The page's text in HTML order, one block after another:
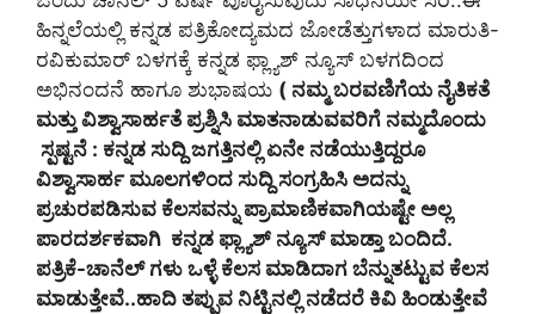
ಹಿನ್ನಲೆಯಲ್ಲಿ ಕನ್ನಡ ಪತ್ರಿಕೋದ್ಯಮದ ಜೋಡೆತ್ತುಗಳಾದ ಮಾರುತಿ-
ರವಿಕುಮಾರ್‌ ಬಳಗಕ್ಕೆ ಕನ್ನಡ ಫ್ಲ್ಯಾಶ್‌ ನ್ಯೂಸ್‌ ಬಳಗದಿಂದ
ಅಭಿನಂದನೆ ಹಾಗೂ ಶುಭಾಷಯ ( ನಮ್ಮ ಬರವಣಿಗೆಯ ನೈತಿಕತೆ
ಮತ್ತು ವಿಶ್ವಾಸಾರ್ಹತೆ ಪ್ರಶ್ನಿಸಿ ಮಾತನಾಡುವವರಿಗೆ ನಮ್ಮದೊಂದು
ಸ್ಪಷ್ಟನೆ : ಕನ್ನಡ ಸುದ್ದಿ ಜಗತ್ತಿನಲ್ಲಿ ಏನೇ ನಡೆಯುತ್ತಿದ್ದರೂ
ವಿಶ್ವಾಸಾರ್ಹ ಮೂಲಗಳಿಂದ ಸುದ್ದಿ ಸಂಗ್ರಹಿಸಿ ಅದನ್ನು
ಪ್ರಚುರಪಡಿಸುವ ಕೆಲಸವನ್ನು ಪ್ರಾಮಾಣಿಕವಾಗಿಯಷ್ಟೇ ಅಲ್ಲ
ಪಾರದರ್ಶಕವಾಗಿ ಕನ್ನಡ ಫ್ಲ್ಯಾಶ್‌ ನ್ಯೂಸ್‌ ಮಾಡ್ತಾ ಬಂದಿದೆ.
ಪತ್ರಿಕೆ-ಚಾನೆಲ್‌ ಗಳು ಒಳ್ಳೆ ಕೆಲಸ ಮಾಡಿದಾಗ ಬೆನ್ನುತಟ್ಟುವ ಕೆಲಸ
ಮಾಡುತ್ತೇವೆ..ಹಾದಿ ತಪ್ಪುವ ನಿಟ್ಟಿನಲ್ಲಿ ನಡೆದರೆ ಕಿವಿ ಹಿಂಡುತ್ತೇವೆ